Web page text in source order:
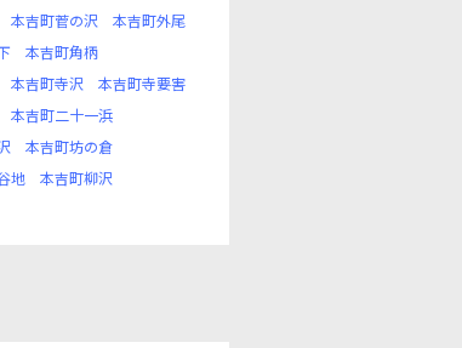
本吉町菅の沢
本吉町外尾
本吉町角柄
本吉町寺沢
本吉町寺要害
本吉町二十一浜
本吉町坊の倉
地
本吉町柳沢